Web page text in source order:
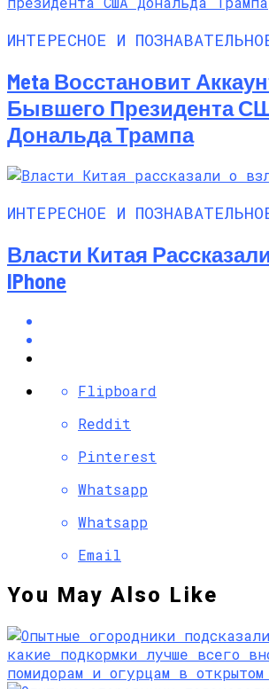
ИНТЕРЕСНОЕ И
Meta Восстановит
Бывшего Президента
Дональда Трампа
ИНТЕРЕСНОЕ И
Власти Китая
IPhone
Flipboard
Reddit
Pinterest
Whatsapp
Whatsapp
Email
You May Also Like